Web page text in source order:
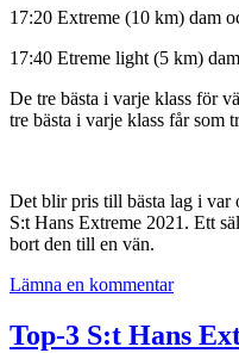
17:20 Extreme (10 km) dam
17:40 Etreme light (5 km)
De tre bästa i varje klass för
tre bästa i varje klass får som
Det blir pris till bästa lag i var
S:t Hans Extreme 2021. Ett
bort den till en vän.
Lämna en kommentar
Top-3 S:t Hans